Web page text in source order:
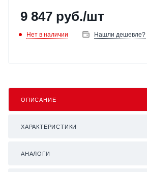
9 847 руб./шт
Нет в наличии Нашли дешевле?
ОПИСАНИЕ
ХАРАКТЕРИСТИКИ
АНАЛОГИ